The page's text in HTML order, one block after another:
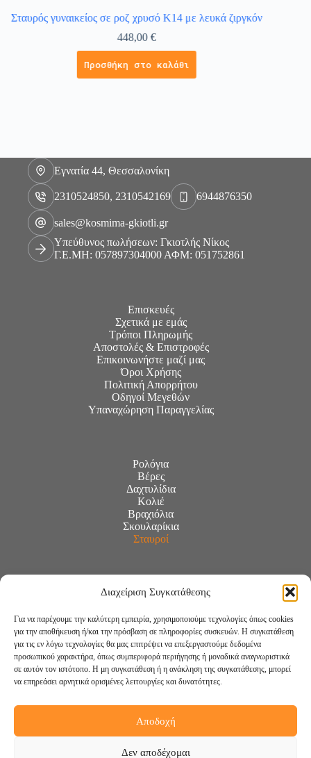
Διαχείριση Συγκατάθεσης
Για να παρέχουμε την καλύτερη εμπειρία, χρησιμοποιούμε τεχνολογίες όπως cookies
για την αποθήκευση ή/και την πρόσβαση σε πληροφορίες συσκευών. Η συγκατάθεση
για τις εν λόγω τεχνολογίες θα μας επιτρέψει να επεξεργαστούμε δεδομένα
προσωπικού χαρακτήρα, όπως συμπεριφορά περιήγησης ή μοναδικά αναγνωριστικά
σε αυτόν τον ιστότοπο. Η μη συγκατάθεση ή η ανάκληση της συγκατάθεσης, μπορεί
να επηρεάσει αρνητικά ορισμένες λειτουργίες και δυνατότητες.
Αποδοχή
Δεν αποδέχομαι
Σταυρός γυναικείος σε ροζ χρυσό Κ14 με λευκά ζιργκόν
448,00€
Προσθήκη στο καλάθι
Εγνατία 44, Θεσσαλονίκη
2310524850, 2310542169 6944876350
sales@kosmima-gkiotli.gr
Υπεύθυνος πωλήσεων: Γκιοτλής Νίκος
Γ.Ε.ΜΗ: 057897304000 ΑΦΜ: 051752861
Επισκευές
Σχετικά με εμάς
Τρόποι Πληρωμής
Αποστολές & Επιστροφές
Επικοινωνήστε μαζί μας
Όροι Χρήσης
Πολιτική Απορρήτου
Οδηγοί Μεγεθών
Υπαναχώρηση Παραγγελίας
Ρολόγια
Βέρες
Δαχτυλίδια
Κολιέ
Βραχιόλια
Σκουλαρίκια
Σταυροί